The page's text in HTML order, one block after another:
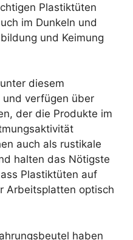
Plastiktüten
im Dunkeln und
und Keimung
diesem
verfügen über
der die Produkte im
auch als rustikale
halten das Nötigste
Plastiktüten auf
Arbeitsplatten optisch
haben